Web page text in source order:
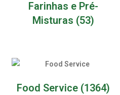
Farinhas e Pré-
Misturas (53)
Food Service (1364)